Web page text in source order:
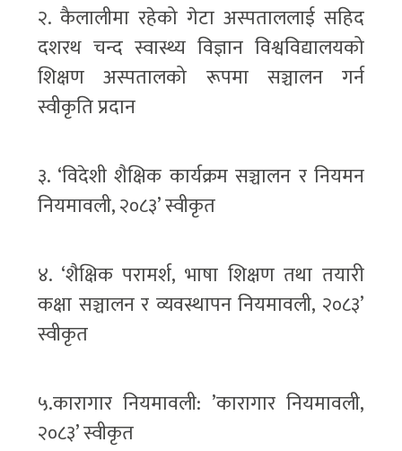
२. कैलालीमा रहेको गेटा अस्पताललाई सहिद
दशरथ चन्द स्वास्थ्य विज्ञान विश्वविद्यालयको
शिक्षण अस्पतालको रूपमा सञ्चालन गर्न
स्वीकृति प्रदान
३. ‘विदेशी शैक्षिक कार्यक्रम सञ्चालन र नियमन
नियमावली, २०८३’ स्वीकृत
४. ‘शैक्षिक परामर्श, भाषा शिक्षण तथा तयारी
कक्षा सञ्चालन र व्यवस्थापन नियमावली, २०८३’
स्वीकृत
५.कारागार नियमावली: ’कारागार नियमावली,
२०८३’ स्वीकृत